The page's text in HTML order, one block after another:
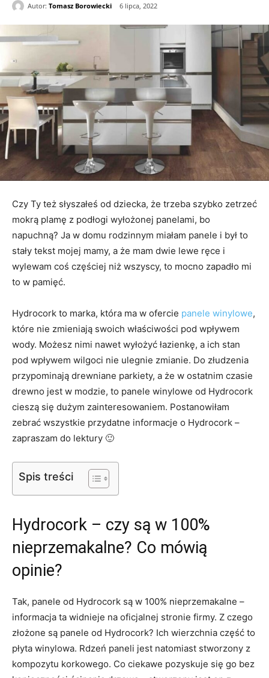
Autor: Tomasz Borowiecki 6 lipca, 2022
Czy Ty też słyszałeś od dziecka, że trzeba szybko zetrzeć
mokrą plamę z podłogi wyłożonej panelami, bo
napuchną? Ja w domu rodzinnym miałam panele i był to
stały tekst mojej mamy, a że mam dwie lewe ręce i
wylewam coś częściej niż wszyscy, to mocno zapadło mi
to w pamięć.
Hydrocork to marka, która ma w ofercie panele winylowe,
które nie zmieniają swoich właściwości pod wpływem
wody. Możesz nimi nawet wyłożyć łazienkę, a ich stan
pod wpływem wilgoci nie ulegnie zmianie. Do złudzenia
przypominają drewniane parkiety, a że w ostatnim czasie
drewno jest w modzie, to panele winylowe od Hydrocork
cieszą się dużym zainteresowaniem. Postanowiłam
zebrać wszystkie przydatne informacje o Hydrocork –
zapraszam do lektury 🙂
Spis treści
Hydrocork – czy są w 100%
nieprzemakalne? Co mówią
opinie?
Tak, panele od Hydrocork są w 100% nieprzemakalne –
informacja ta widnieje na oficjalnej stronie firmy. Z czego
złożone są panele od Hydrocork? Ich wierzchnia część to
płyta winylowa. Rdzeń paneli jest natomiast stworzony z
kompozytu korkowego. Co ciekawe pozyskuje się go bez